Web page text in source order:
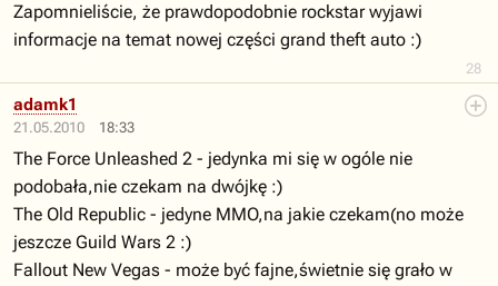
28
Zapomnieliście, że prawdopodobnie rockstar wyjawi
informacje na temat nowej części grand theft auto :)
21.05.2010 18:33
adamk1
The Force Unleashed 2 - jedynka mi się w ogóle nie
podobała,nie czekam na dwójkę :)
The Old Republic - jedyne MMO,na jakie czekam(no może
jeszcze Guild Wars 2 :)
Fallout New Vegas - może być fajne,świetnie się grało w